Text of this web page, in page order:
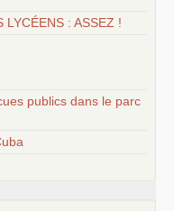
LYCÉENS : ASSEZ !
publics dans le parc